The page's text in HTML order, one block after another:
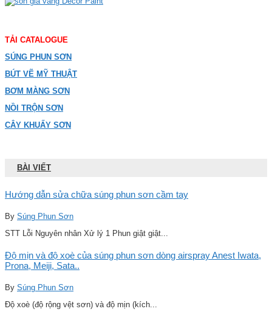
TẢI CATALOGUE
SÚNG PHUN SƠN
BÚT VẼ MỸ THUẬT
BƠM MÀNG SƠN
NỒI TRỘN SƠN
CÂY KHUẤY SƠN
BÀI VIẾT
Hướng dẫn sửa chữa súng phun sơn cầm tay
By Súng Phun Sơn
STT Lỗi Nguyên nhân Xử lý 1 Phun giật giật...
Độ mịn và độ xoè của súng phun sơn dòng airspray Anest Iwata,
Prona, Meiji, Sata..
By Súng Phun Sơn
Độ xoè (độ rộng vệt sơn) và độ mịn (kích...